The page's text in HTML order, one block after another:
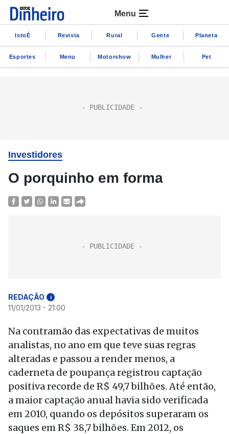
Menu
IstoÉ Revista Rural Gente Planeta
Esportes Menu Motorshow Mulher Pet
Investidores
O porquinho em forma
REDAÇÃO i
11/01/2013 - 21:00
Na contramão das expectativas de muitos
analistas, no ano em que teve suas regras
alteradas e passou a render menos, a
caderneta de poupança registrou captação
positiva recorde de R$ 49,7 bilhões. Até então,
a maior captação anual havia sido verificada
em 2010, quando os depósitos superaram os
saques em R$ 38,7 bilhões. Em 2012, os